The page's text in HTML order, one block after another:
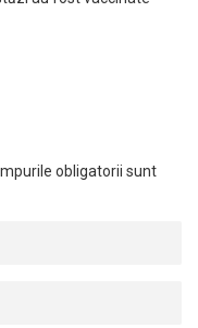
obligatorii sunt